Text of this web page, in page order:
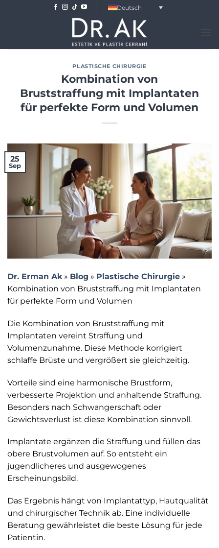
Deutsch
PLASTISCHE CHIRURGIE
Kombination von
Bruststraffung mit Implantaten
für perfekte Form und Volumen
25
Sep
Dr. Erman Ak» Blog » Plastische Chirurgie »
Kombination von Bruststraffung mit Implantaten
für perfekte Form und Volumen
Die Kombination von Bruststraffung mit
Implantaten vereint Straffung und
Volumenzunahme. Diese Methode korrigiert
schlaffe Brüste und vergrößert sie gleichzeitig.
Vorteile sind eine harmonische Brustform,
verbesserte Projektion und anhaltende Straffung.
Besonders nach Schwangerschaft oder
Gewichtsverlust ist diese Kombination sinnvoll.
Implantate ergänzen die Straffung und füllen das
obere Brustvolumen auf. So entsteht ein
jugendlicheres und ausgewogenes
Erscheinungsbild.
Das Ergebnis hängt von Implantattyp, Hautqualität
und chirurgischer Technik ab. Eine individuelle
Beratung gewährleistet die beste Lösung für jede
Patientin.